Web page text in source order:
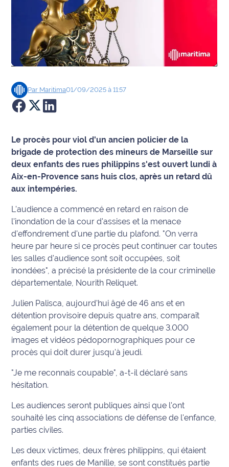
divers
Sports
Société
Culture
Éducation
Emploi
Environnement
Info
route
Justice
Loisirs
Politique
Santé
Transport
International
Défense
Par Maritima01/09/2025 à 11:57
Le procès pour viol d'un ancien policier de la
brigade de protection des mineurs de Marseille sur
deux enfants des rues philippins s'est ouvert lundi à
Aix-en-Provence sans huis clos, après un retard dû
aux intempéries.
L'audience a commencé en retard en raison de
l'inondation de la cour d'assises et la menace
d'effondrement d'une partie du plafond. "On verra
heure par heure si ce procès peut continuer car toutes
les salles d'audience sont soit occupées, soit
inondées", a précisé la présidente de la cour criminelle
départementale, Nourith Reliquet.
Julien Palisca, aujourd'hui âgé de 46 ans et en
détention provisoire depuis quatre ans, comparaît
également pour la détention de quelque 3.000
images et vidéos pédopornographiques pour ce
procès qui doit durer jusqu'à jeudi.
"Je me reconnais coupable", a-t-il déclaré sans
hésitation.
Les audiences seront publiques ainsi que l'ont
souhaité les cinq associations de défense de l'enfance,
parties civiles.
Les deux victimes, deux frères philippins, qui étaient
enfants des rues de Manille, se sont constitués partie